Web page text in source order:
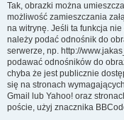
Tak, obrazki można
możliwość zamieszczania
na witrynę. Jeśli ta funkcja nie
należy podać odnośnik do
serwerze, np. http://
podawać odnośników do
chyba że jest publicznie
się na stronach
Gmail lub Yahoo! oraz
poście, użyj znacznika